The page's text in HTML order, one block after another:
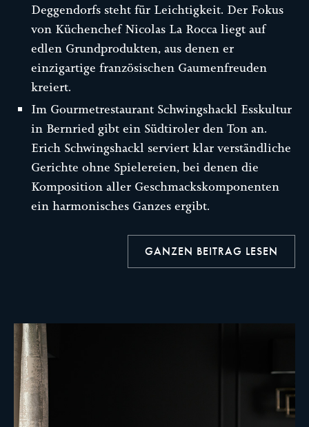
Deggendorfs steht für Leichtigkeit. Der Fokus
von Küchenchef Nicolas La Rocca liegt auf
edlen Grundprodukten, aus denen er
einzigartige französischen Gaumenfreuden
kreiert.
Im Gourmetrestaurant Schwingshackl Esskultur
in Bernried gibt ein Südtiroler den Ton an.
Erich Schwingshackl serviert klar verständliche
Gerichte ohne Spielereien, bei denen die
Komposition aller Geschmackskomponenten
ein harmonisches Ganzes ergibt.
GANZEN BEITRAG LESEN